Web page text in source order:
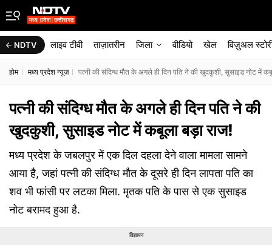
NDTV लाइव टीवी ताज़ातरीन जिला वीडियो खेल विज़ुअल
होम मध्य प्रदेश न्यूज़ पत्नी की संदिग्ध मौत के अगले ही दिन पति ने की खुदकुशी, सुसाइड नोट में
पत्नी की संदिग्ध मौत के अगले ही दिन पति ने की
खुदकुशी, सुसाइड नोट में कबूला बड़ा राज!
मध्य प्रदेश के जबलपुर में एक दिल दहला देने वाला मामला सामने
आया है, जहां पत्नी की संदिग्ध मौत के दूसरे ही दिन लापता पति का
शव भी फांसी पर लटका मिला. मृतक पति के पास से एक सुसाइड
नोट बरामद हुआ है.
विज्ञापन